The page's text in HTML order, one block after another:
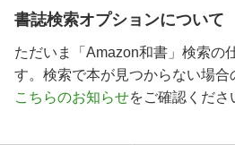
書誌検索オプションについて
ただいま「Amazon和書」検索の
す。検索で本が見つからない場
こちらのお知らせをご確認くださ